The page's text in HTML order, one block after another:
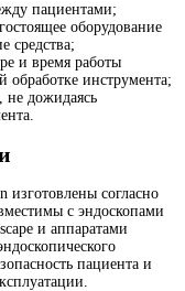
пациентами;
оборудование
средства;
и время работы
обработке инструмента;
не дожидаясь
согласно
с эндоскопами
и аппаратами
пациента и